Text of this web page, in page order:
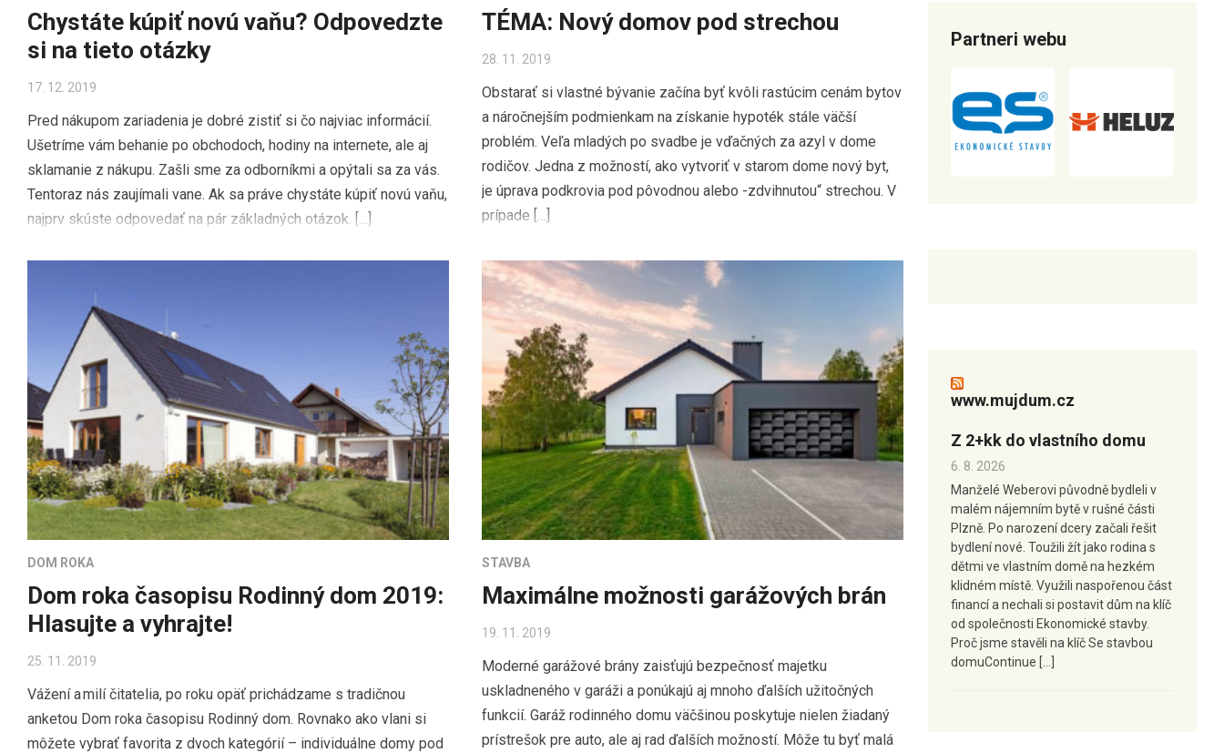
Chystáte kúpiť novú vaňu? Odpovedzte
si na tieto otázky
17. 12. 2019
Pred nákupom zariadenia je dobré zistiť si čo najviac informácií.
Ušetríme vám behanie po obchodoch, hodiny na internete, ale aj
sklamanie z nákupu. Zašli sme za odborníkmi a opýtali sa za vás.
Tentoraz nás zaujímali vane. Ak sa práve chystáte kúpiť novú vaňu,
najprv skúste odpovedať na pár základných otázok. […]
TÉMA: Nový domov pod strechou
28. 11. 2019
Obstarať si vlastné bývanie začína byť kvôli rastúcim cenám bytov
a náročnejším podmienkam na získanie hypoték stále väčší
problém. Veľa mladých po svadbe je vďačných za azyl v dome
rodičov. Jedna z možností, ako vytvoriť v starom dome nový byt,
je úprava podkrovia pod pôvodnou alebo -zdvihnutou“ strechou. V
prípade […]
DOM ROKA
Dom roka časopisu Rodinný dom 2019:
Hlasujte a vyhrajte!
25. 11. 2019
Vážení a milí čitatelia, po roku opäť prichádzame s tradičnou
anketou Dom roka časopisu Rodinný dom. Rovnako ako vlani si
môžete vybrať favorita z dvoch kategórií – individuálne domy pod
STAVBA
Maximálne možnosti garážových brán
19. 11. 2019
Moderné garážové brány zaisťujú bezpečnosť majetku
uskladneného v garáži a ponúkajú aj mnoho ďalších užitočných
funkcií. Garáž rodinného domu väčšinou poskytuje nielen žiadaný
prístrešok pre auto, ale aj rad ďalších možností. Môže tu byť malá
Partneri webu
www.mujdum.cz
Z 2+kk do vlastního domu
6. 8. 2026
Manželé Weberovi původně bydleli v
malém nájemním bytě v rušné části
Plzně. Po narození dcery začali řešit
bydlení nové. Toužili žít jako rodina s
dětmi ve vlastním domě na hezkém
klidném místě. Využili naspořenou část
financí a nechali si postavit dům na klíč
od společnosti Ekonomické stavby.
Proč jsme stavěli na klíč Se stavbou
domuContinue […]